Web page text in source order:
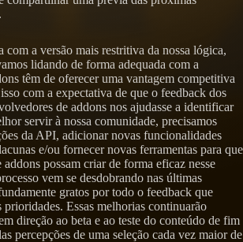
com a versão mais restritiva da nossa lógica,
lidando de forma adequada com a
têm de oferecer uma vantagem competitiva
com a expectativa de que o feedback dos
de addons nos ajudasse a identificar
servir à nossa comunidade, precisamos
da API, adicionar novas funcionalidades
e/ou fornecer novas ferramentas para que
possam criar de forma eficaz nesse
vem se desdobrando nas últimas
gratos por todo o feedback que
Essas melhorias continuarão
direção ao beta e ao teste do conteúdo de fim
percepções de uma seleção cada vez maior de